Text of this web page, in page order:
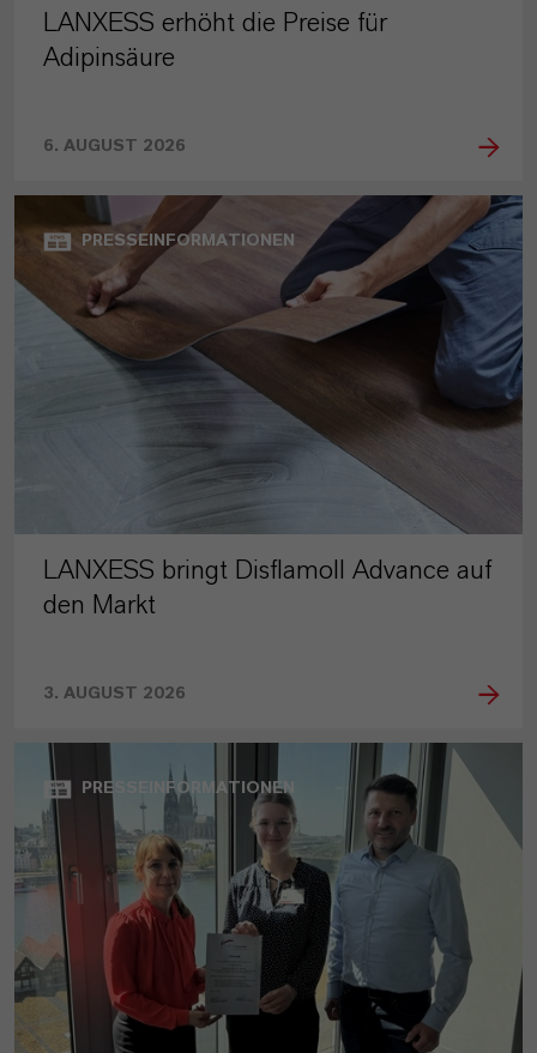
LANXESS erhöht die Preise für
Adipinsäure
6. AUGUST 2026
PRESSEINFORMATIONEN
LANXESS bringt Disflamoll Advance auf
den Markt
3. AUGUST 2026
PRESSEINFORMATIONEN